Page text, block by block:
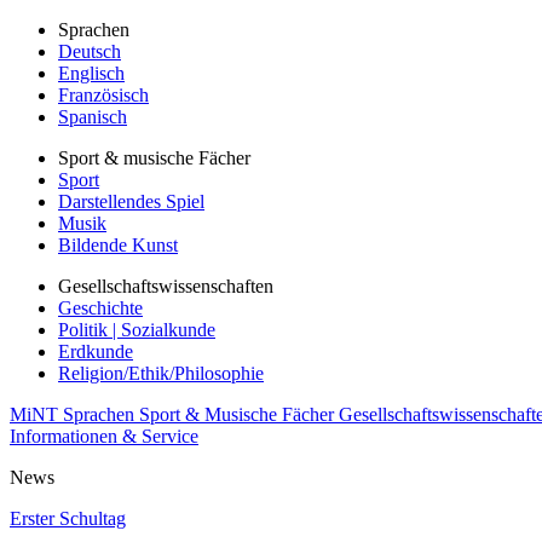
Sprachen
Deutsch
Englisch
Französisch
Spanisch
Sport & musische Fächer
Sport
Darstellendes Spiel
Musik
Bildende Kunst
Gesellschaftswissenschaften
Geschichte
Politik | Sozialkunde
Erdkunde
Religion/Ethik/Philosophie
MiNT Sprachen Sport & Musische Fächer
Informationen & Service
News
Erster Schultag